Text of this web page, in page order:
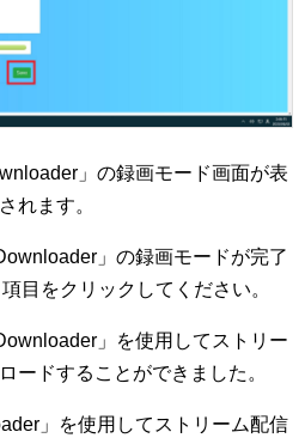
」の録画モード画面が表
れます。
」の録画モードが完了
目をクリックしてください。
」を使用してストリー
ードすることができました。
」を使用してストリーム配信